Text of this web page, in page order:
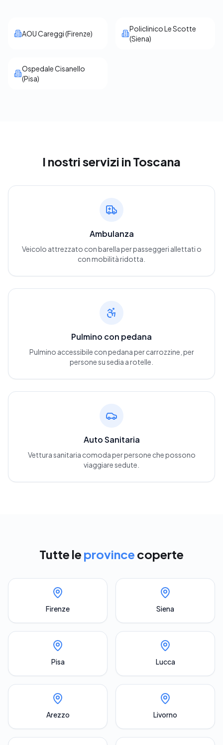
AOU Careggi (Firenze)
Policlinico Le Scotte
(Siena)
Ospedale Cisanello
(Pisa)
I nostri servizi in Toscana
Ambulanza
Veicolo attrezzato con barella per passeggeri allettati o
con mobilità ridotta.
Pulmino con pedana
Pulmino accessibile con pedana per carrozzine, per
persone su sedia a rotelle.
Auto Sanitaria
Vettura sanitaria comoda per persone che possono
viaggiare sedute.
Tutte le province coperte
Firenze Siena
Pisa Lucca
Arezzo Livorno